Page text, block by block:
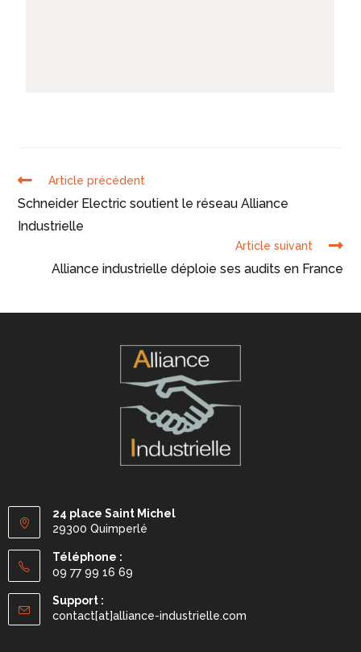
Article précédent
Schneider Electric soutient le réseau Alliance
Industrielle
Article suivant
Alliance industrielle déploie ses audits en France
24 place Saint Michel
29300 Quimperlé
Téléphone :
09 77 99 16 69
Support :
contact[at]alliance-industrielle.com